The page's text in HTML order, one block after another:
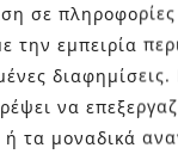
σε
την εμπειρία
να
ή τα μοναδικά